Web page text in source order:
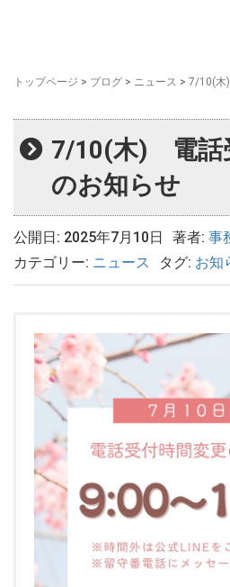
トップページ > ブログ > ニュース > 7/10(木
7/10(木) 電話
のお知らせ
公開日: 2025年7月10日 著者: 事
カテゴリー: ニュース タグ: お知